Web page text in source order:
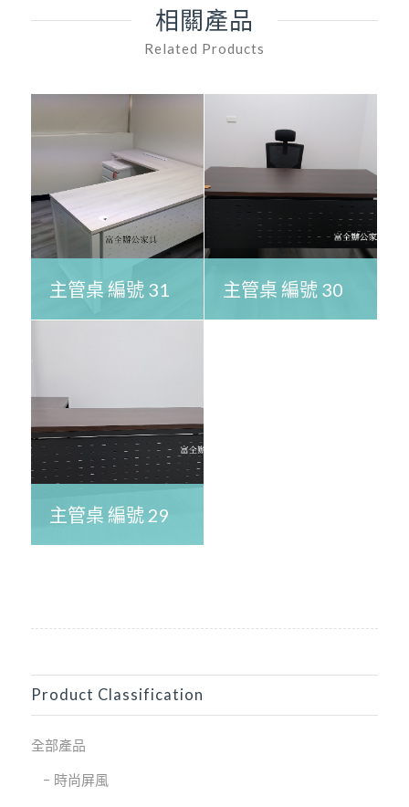
相關產品
Related Products
主管桌 編號 31 主管桌 編號 30
主管桌 編號 29
Product Classification
全部產品
時尚屏風